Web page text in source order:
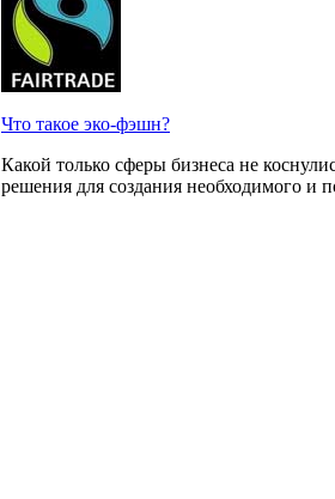
Что такое эко-фэшн?
Какой только сферы бизнеса не
решения для создания необходимого и